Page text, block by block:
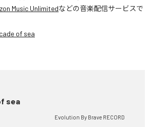
Music Unlimitedなどの音楽配信サービスで
of sea
sea
Evolution By Brave RECORD